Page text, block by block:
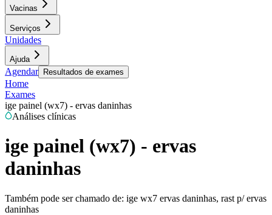
Vacinas
Serviços
Unidades
Ajuda
Agendar Resultados de exames
Home
Exames
ige painel (wx7) - ervas daninhas
Análises clínicas
ige painel (wx7) - ervas
daninhas
Também pode ser chamado de: ige wx7 ervas daninhas, rast p/ ervas
daninhas